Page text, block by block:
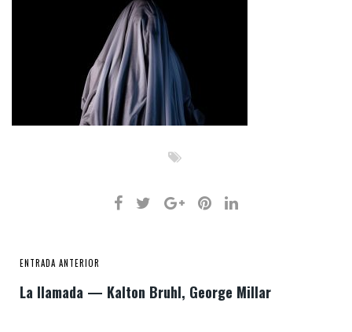
ENTRADA ANTERIOR
La llamada — Kalton Bruhl, George Millar